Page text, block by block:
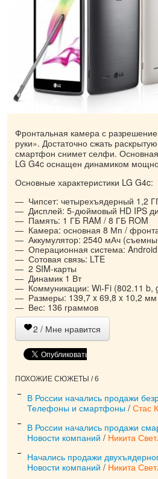
Фронтальная камера с
руки». Достаточно сжать
смартфон снимет селфи.
LG G4c оснащен динамиком
Основные характеристики LG G4c:
Чипсет: четырехъядерный 1,2
Дисплей: 5-дюймовый HD IPS
Память: 1 ГБ RAM / 8 ГБ ROM
Камера: основная 8 Мп /
Аккумулятор: 2540 мАч
Операционная система:
Сотовая связь: LTE
2 SIM-карты
Динамик 1 Вт
Коммуникации: Wi-Fi (802.11
Размеры: 139,7 x 69,8 x 10,2 мм
Вес: 136 граммов
2 / Мне нравится
ПОХОЖИЕ СЮЖЕТЫ / 6
В России начались продажи
Телефоны и смартфоны / Стас
В России начались продажи
Новости компаний / Никита
Начались продажи
Новости компаний / Никита